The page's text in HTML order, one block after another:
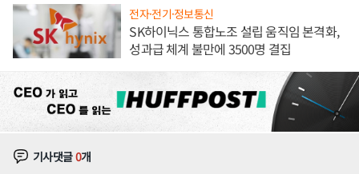
전자·전기·정보통신
SK하이닉스 통합노조 설립 움직임 본격화,
성과급 체계 불만에 3500명 결집
기사댓글0개